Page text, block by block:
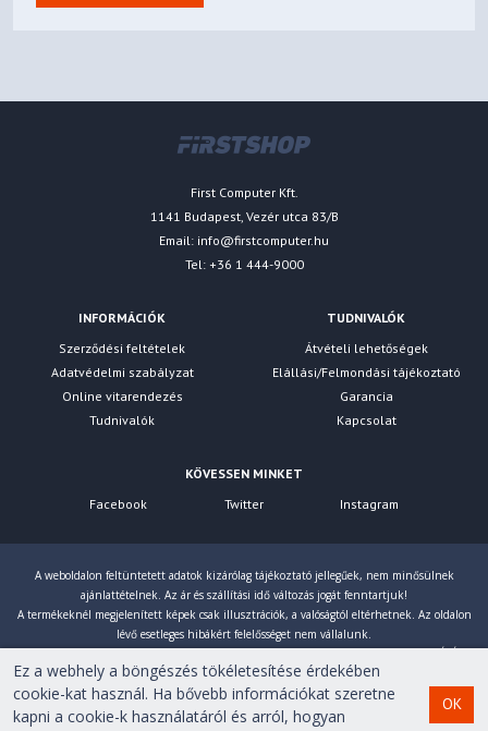
First Computer Kft.
1141 Budapest, Vezér utca 83/B
Email: info@firstcomputer.hu
Tel: +36 1 444-9000
INFORMÁCIÓK
Szerződési feltételek
Adatvédelmi szabályzat
Online vitarendezés
Tudnivalók
TUDNIVALÓK
Átvételi lehetőségek
Elállási/Felmondási tájékoztató
Garancia
Kapcsolat
KÖVESSEN MINKET
Facebook
Twitter Instagram
A weboldalon feltüntetett adatok kizárólag tájékoztató jellegűek, nem minősülnek
ajánlattételnek. Az ár és szállítási idő változás jogát fenntartjuk!
A termékeknél megjelenített képek csak illusztrációk, a valóságtól eltérhetnek. Az oldalon
lévő esetleges hibákért felelősséget nem vállalunk.
Eltérés esetén a gyártó által megadott paraméterek érvényesek! Bruttó árainkat 27% ÁFÁ-val
számoljuk!
Copyright © 2007-2026 First Computer Kft. Minden jog
Ez a webhely a böngészés tökéletesítése érdekében
cookie-kat használ. Ha bővebb információkat szeretne
kapni a cookie-k használatáról és arról, hogyan
OK